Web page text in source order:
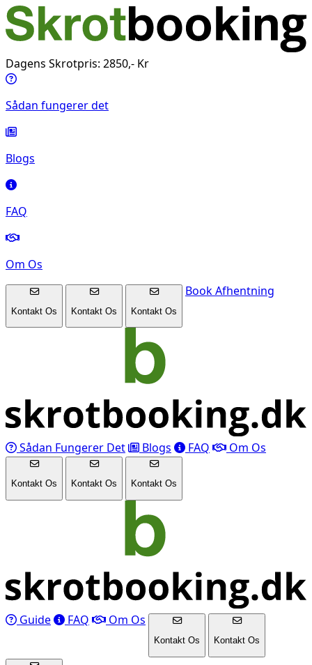
Dagens Skrotpris: 2850,- Kr
Sådan fungerer det
Blogs
FAQ
Om Os
Kontakt Os Kontakt Os Kontakt Os
Book Afhentning
Sådan Fungerer Det Blogs FAQ Om Os
Kontakt Os Kontakt Os Kontakt Os
Guide FAQ Om Os
Kontakt Os Kontakt Os